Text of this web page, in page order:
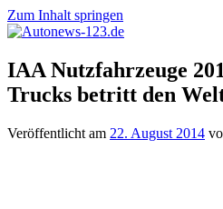
Zum Inhalt springen
Autonews-
123.de
Autonews
mit
Charme
IAA Nutzfahrzeuge
Trucks betritt den
Veröffentlicht am 22. August 2014